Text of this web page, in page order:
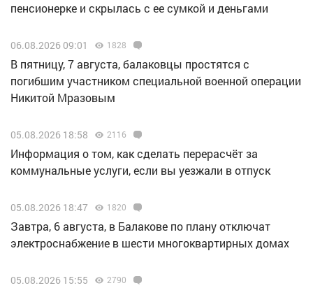
пенсионерке и скрылась с ее сумкой и деньгами
06.08.2026 09:01 1828
В пятницу, 7 августа, балаковцы простятся с
погибшим участником специальной военной операции
Никитой Мразовым
05.08.2026 18:58 2116
Информация о том, как сделать перерасчёт за
коммунальные услуги, если вы уезжали в отпуск
05.08.2026 18:47 1820
Завтра, 6 августа, в Балакове по плану отключат
электроснабжение в шести многоквартирных домах
05.08.2026 15:55 2790